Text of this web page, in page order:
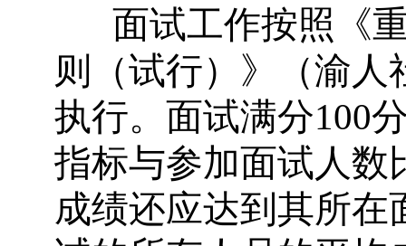
面试工作按照《
则（试行）》（渝人
执行。面试满分100
指标与参加面试人数
成绩还应达到其所